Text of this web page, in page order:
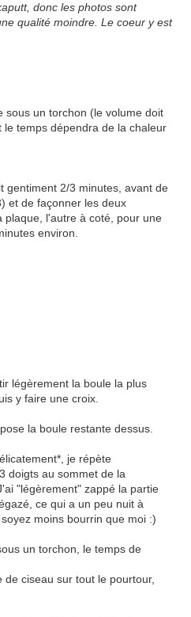
donc les photos sont
qualité moindre. Le coeur y est
sous un torchon (le volume doit
temps dépendra de la chaleur
gentiment 2/3 minutes, avant de
et de façonner les deux
plaque, l'autre à coté, pour une
environ.
légèrement la boule la plus
y faire une croix.
la boule restante dessus.
je répète
doigts au sommet de la
"légèrement" zappé la partie
ce qui a un peu nuit à
moins bourrin que moi :)
un torchon, le temps de
ciseau sur tout le pourtour,